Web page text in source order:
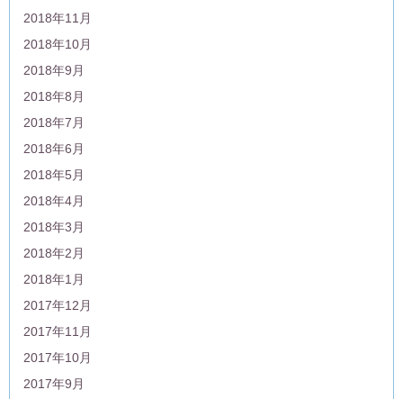
2018年11月
2018年10月
2018年9月
2018年8月
2018年7月
2018年6月
2018年5月
2018年4月
2018年3月
2018年2月
2018年1月
2017年12月
2017年11月
2017年10月
2017年9月